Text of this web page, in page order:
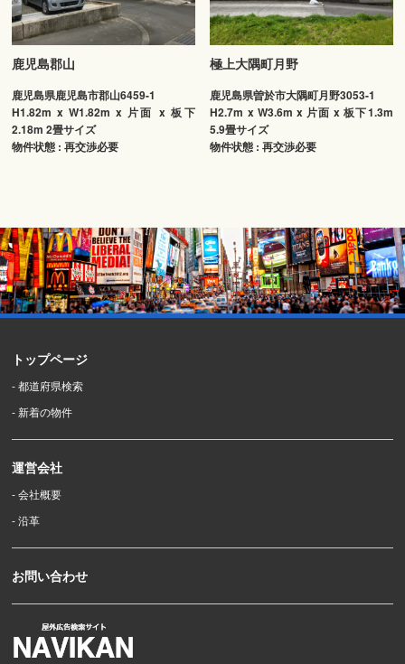
鹿児島郡山
鹿児島県鹿児島市郡山6459-1
H1.82m x W1.82m x 片面 x 板下
2.18m 2畳サイズ
物件状態 : 再交渉必要
極上大隅町月野
鹿児島県曽於市大隅町月野3053-1
H2.7m x W3.6m x 片面 x 板下1.3m
5.9畳サイズ
物件状態 : 再交渉必要
トップページ
- 都道府県検索
- 新着の物件
運営会社
- 会社概要
- 沿革
お問い合わせ